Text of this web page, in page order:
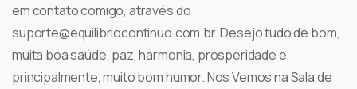
em contato comigo, através do
suporte@equilibriocontinuo.com.br. Desejo tudo de bom,
muita boa saúde, paz, harmonia, prosperidade e,
principalmente, muito bom humor. Nos Vemos na Sala de